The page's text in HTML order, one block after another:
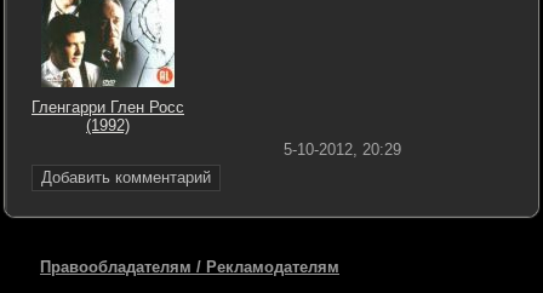
Гленгарри Глен Росс
(1992)
Добавить комментарий
5-10-2012, 20:29
Правообладателям / Рекламодателям